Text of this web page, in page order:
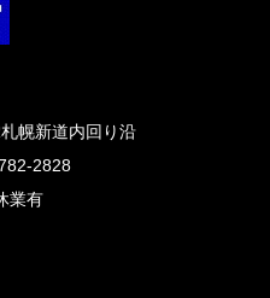
幌新道内回り沿
2828
業有